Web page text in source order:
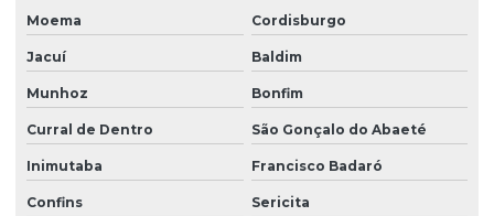
Moema Cordisburgo
Jacuí Baldim
Munhoz Bonfim
Curral de Dentro São Gonçalo do Abaeté
Inimutaba Francisco Badaró
Confins Sericita